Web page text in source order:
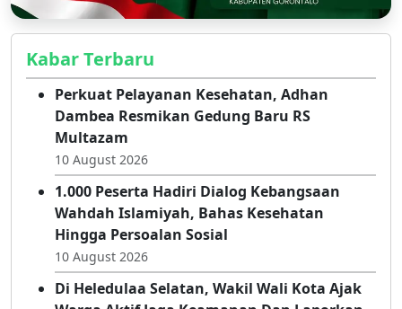
Kabar Terbaru
Perkuat Pelayanan Kesehatan, Adhan
Dambea Resmikan Gedung Baru RS
Multazam
10 August 2026
1.000 Peserta Hadiri Dialog Kebangsaan
Wahdah Islamiyah, Bahas Kesehatan
Hingga Persoalan Sosial